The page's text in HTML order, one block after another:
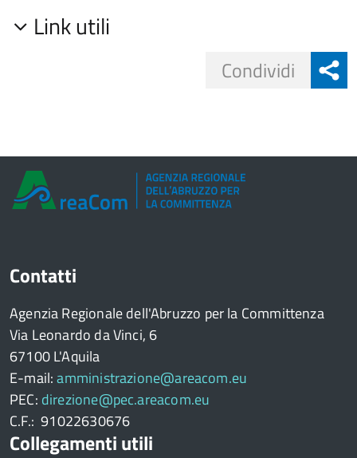
Link utili
Condividi
Contatti
Agenzia Regionale dell'Abruzzo per la Committenza
Via Leonardo da Vinci, 6
67100 L'Aquila
E-mail:amministrazione@areacom.eu
PEC: direzione@pec.areacom.eu
C.F.: 91022630676
Collegamenti utili